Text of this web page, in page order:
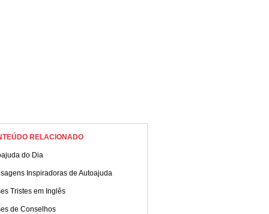
RELACIONADO
do Dia
Inspiradoras de Autoajuda
Tristes em Inglês
de Conselhos